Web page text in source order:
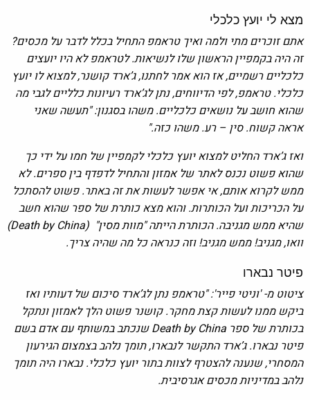
מצא לי יועץ כלכלי
אתם זוכרים מתי ולמה ואיך טראמפ התחיל בכלל לדבר על מכסים?
זה היה בקמפיין הראשון שלו לנשיאות. לטראמפ לא היו יועצים
כלכליים רשמיים, אז הוא אמר לחתנו, ג’ארד קושנר, למצוא לו יועץ
כלכלי. טראמפ, לפי הדיווחים, נתן לג’ארד רעיונות כלליים לגבי מה
שהוא חושב על נושאים כלכליים. משהו בסגנון: "תעשה שאני
אראה קשוח. סין – רע. משהו כזה."
ואז ג’ארד החליט למצוא יועץ כלכלי לקמפיין של חמו על ידי כך
שהוא פשוט נכנס לאתר של אמזון והתחיל לדפדף בין ספרים. לא
ממש לקרוא אותם, אי אפשר לעשות את זה באתר. פשוט להסתכל
על הכריכות ועל הכותרות. והוא מצא כותרת של ספר שהוא חשב
שהיא ממש מגניבה. הכותרת הייתה "מוות מסין" (Death by China)
וואו, מגניב! ממש מגניב! וזה כנראה כל מה שהיה צריך.
פיטר נבארו
ציטוט מ- 'וניטי פייר': "טראמפ נתן לג’ארד סיכום של דעותיו ואז
ביקש ממנו לעשות קצת מחקר. קושנר פשוט הלך לאמזון ונתקל
בכותרת של ספר Death by China שנכתב במשותף עם אדם בשם
פיטר נבארו. ג’ארד התקשר לנבארו, תומך נלהב בצמצום הגירעון
המסחרי, שנענה להצטרף לצוות בתור יועץ כלכלי. נבארו היה תומך
נלהב במדיניות מכסים אגרסיבית.